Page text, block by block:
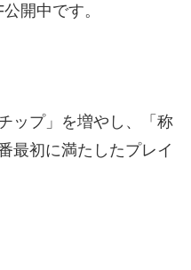
開中です。
ップ」を増やし、「称
最初に満たしたプレイ